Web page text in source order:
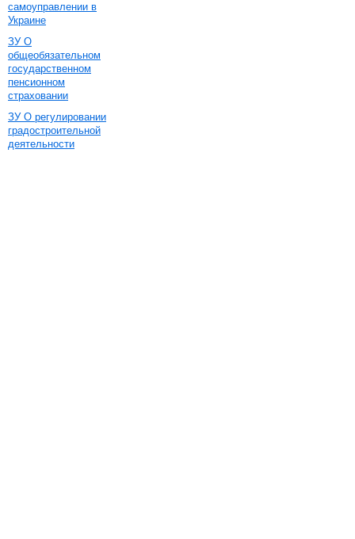
самоуправлении в
Украине
ЗУ О
общеобязательном
государственном
пенсионном
страховании
ЗУ О регулировании
градостроительной
деятельности